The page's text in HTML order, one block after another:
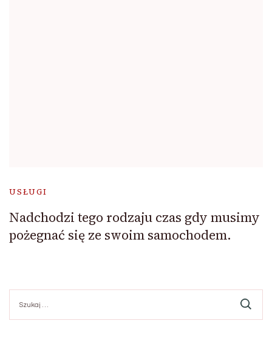
USŁUGI
Nadchodzi tego rodzaju czas gdy musimy
pożegnać się ze swoim samochodem.